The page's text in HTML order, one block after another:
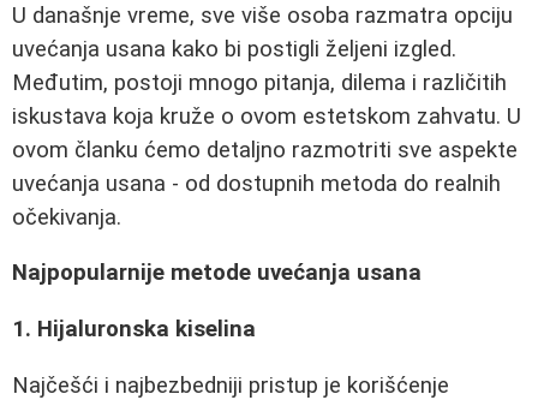
U današnje vreme, sve više osoba razmatra opciju
uvećanja usana kako bi postigli željeni izgled.
Međutim, postoji mnogo pitanja, dilema i različitih
iskustava koja kruže o ovom estetskom zahvatu. U
ovom članku ćemo detaljno razmotriti sve aspekte
uvećanja usana - od dostupnih metoda do realnih
očekivanja.
Najpopularnije metode uvećanja usana
1. Hijaluronska kiselina
Najčešći i najbezbedniji pristup je korišćenje